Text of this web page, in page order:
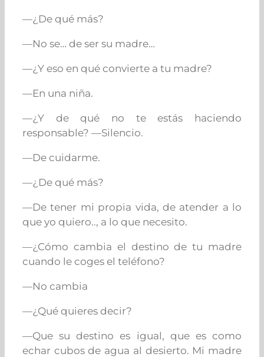
—¿De qué más?
—No se… de ser su madre…
—¿Y eso en qué convierte a tu madre?
—En una niña.
—¿Y de qué no te estás haciendo
responsable? —Silencio.
—De cuidarme.
—¿De qué más?
—De tener mi propia vida, de atender a lo
que yo quiero.., a lo que necesito.
—¿Cómo cambia el destino de tu madre
cuando le coges el teléfono?
—No cambia
—¿Qué quieres decir?
—Que su destino es igual, que es como
echar cubos de agua al desierto. Mi madre